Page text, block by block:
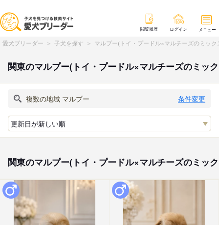
閲覧履歴 ログイン メニュー
愛犬ブリーダー 子犬を探す マルプー(トイ・プードル×マルチーズのミッ
関東のマルプー(トイ・プードル×マルチーズのミッ
条件変更
関東のマルプー(トイ・プードル×マルチーズのミッ